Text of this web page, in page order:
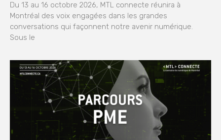
Du 13 au 16 octobre 2026, MTL connecte réunira à
Montréal des voix engagées dans les grandes
conversations qui façonnent notre avenir numérique.
Sous le